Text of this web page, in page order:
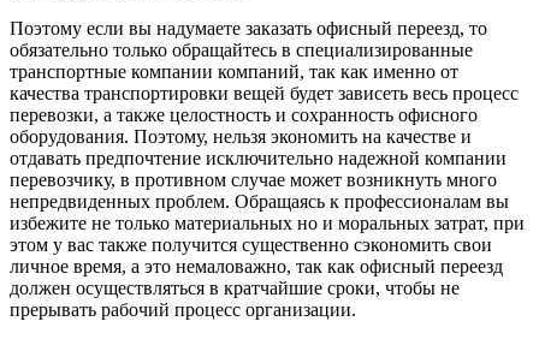
Поэтому если вы надумаете заказать офисный переезд, то
обязательно только обращайтесь в специализированные
транспортные компании компаний, так как именно от
качества транспортировки вещей будет зависеть весь процесс
перевозки, а также целостность и сохранность офисного
оборудования. Поэтому, нельзя экономить на качестве и
отдавать предпочтение исключительно надежной компании
перевозчику, в противном случае может возникнуть много
непредвиденных проблем. Обращаясь к профессионалам вы
избежите не только материальных но и моральных затрат, при
этом у вас также получится существенно сэкономить свои
личное время, а это немаловажно, так как офисный переезд
должен осуществляться в кратчайшие сроки, чтобы не
прерывать рабочий процесс организации.